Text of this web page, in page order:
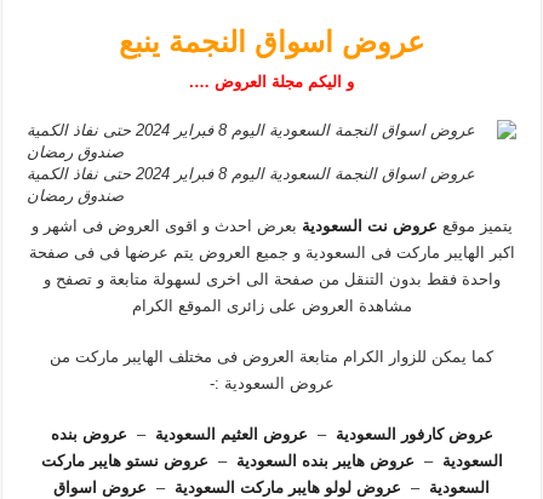
عروض اسواق النجمة ينبع
و اليكم مجلة العروض ….
عروض اسواق النجمة السعودية اليوم 8 فبراير 2024 حتى نفاذ الكمية
صندوق رمضان
يتميز موقع عروض نت السعوديةبعرض احدث و اقوى العروض فى اشهر و
اكبر الهايبر ماركت فى السعودية و جميع العروض يتم عرضها فى فى صفحة
واحدة فقط بدون التنقل من صفحة الى اخرى لسهولة متابعة و تصفح و
مشاهدة العروض على زائرى الموقع الكرام
كما يمكن للزوار الكرام متابعة العروض فى مختلف الهايبر ماركت من
عروض السعودية :-
عروض كارفور السعودية – عروض العثيم السعودية –
عروض بنده
السعودية – عروض هايبر بنده السعودية –
عروض نستو هايبر ماركت
السعودية – عروض لولو هايبر ماركت السعودية –
عروض اسواق